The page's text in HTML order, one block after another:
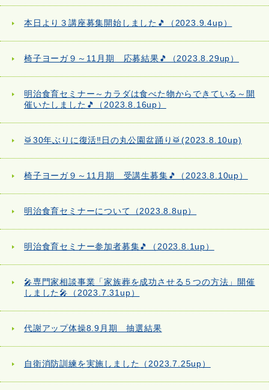
本日より３講座募集開始しました🎵（2023.9.4up）
椅子ヨーガ９～11月期 応募結果🎵（2023.8.29up）
明治食育セミナー～カラダは食べた物からできている～開
催いたしました🎵（2023.8.16up）
🥁30年ぶりに復活‼日の丸公園盆踊り🥁(2023.8.10up)
椅子ヨーガ９～11月期 受講生募集🎵（2023.8.10up）
明治食育セミナーについて（2023.8.8up）
明治食育セミナー参加者募集🎵（2023.8.1up）
🎤専門家相談事業「家族葬を成功させる５つの方法」開催
しました🎤（2023.7.31up）
代謝アップ体操8.9月期 抽選結果
自衛消防訓練を実施しました（2023.7.25up）